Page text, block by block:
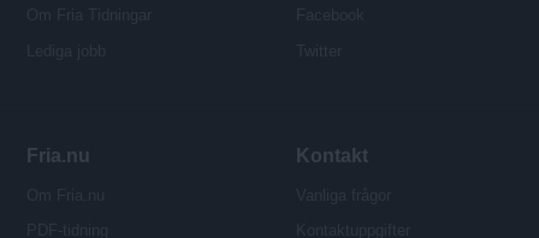
Fria.nu Kontakt